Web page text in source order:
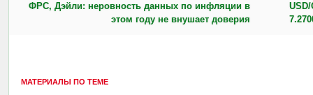
ФРС, Дэйли: неровность данных по инфляции в
этом году не внушает доверия
МАТЕРИАЛЫ ПО ТЕМЕ